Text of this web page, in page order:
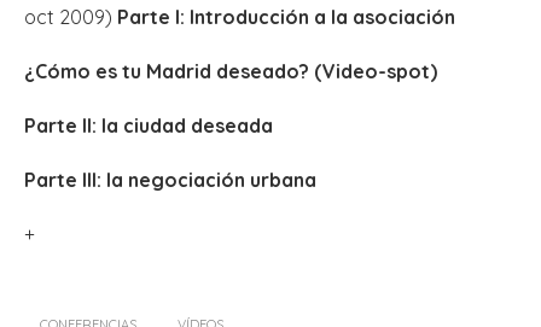
oct 2009) Parte I: Introducción a la asociación
¿Cómo es tu Madrid deseado? (Video-spot)
Parte II: la ciudad deseada
Parte III: la negociación urbana
+